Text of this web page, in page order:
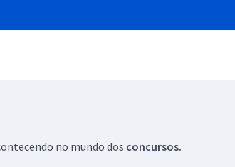
no mundo dos concursos.